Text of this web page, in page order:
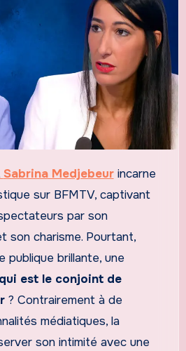
Sabrina Medjebeurincarne
sur BFMTV, captivant
par son
son charisme. Pourtant,
brillante, une
qui est le conjoint de
? Contrairement à de
médiatiques, la
son intimité avec une